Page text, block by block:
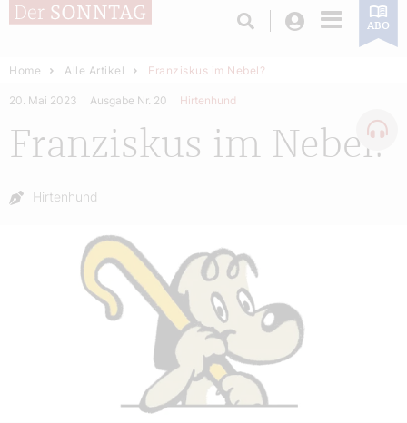
Login ABO
Home Alle Artikel Franziskus im Nebel?
Franziskus im Nebel?
20. Mai 2023 Ausgabe Nr. 20 Hirtenhund
Autor:
Hirtenhund